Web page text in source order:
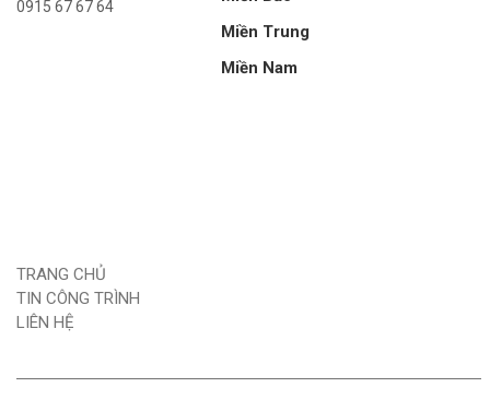
0915 67 67 64
TRANG CHỦ
TIN CÔNG TRÌNH
LIÊN HỆ
Miền Trung
Miền Nam